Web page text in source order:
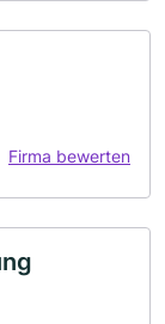
Firma bewerten